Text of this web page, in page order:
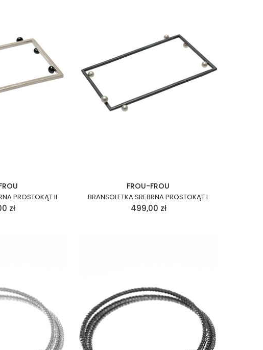
PROSTOKĄT II
zł
FROU-FROU
BRANSOLETKA SREBRNA PROSTOKĄT I
499,00 zł